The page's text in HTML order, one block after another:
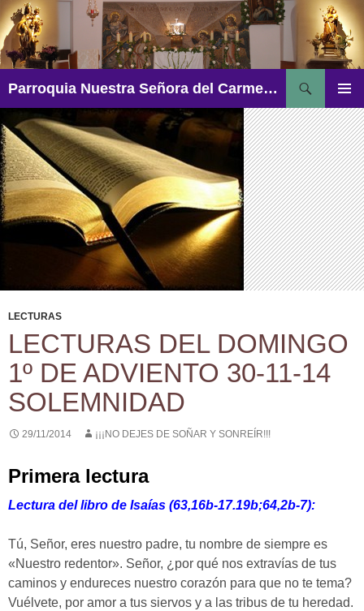
Saltar
al
contenido
Parroquia Nuestra Señora del Carmen – Aguadulce
MENÚ
LECTURAS
LECTURAS DEL DOMINGO
1º DE ADVIENTO 30-11-14
SOLEMNIDAD
29/11/2014 ¡¡¡NO DEJES DE SOÑAR Y SONREÍR!!!
Primera lectura
Lectura del libro de Isaías (63,16b-17.19b;64,2b-7):
Tú, Señor, eres nuestro padre, tu nombre de siempre es
«Nuestro redentor». Señor, ¿por qué nos extravías de tus
caminos y endureces nuestro corazón para que no te tema?
Vuélvete, por amor a tus siervos y a las tribus de tu heredad.